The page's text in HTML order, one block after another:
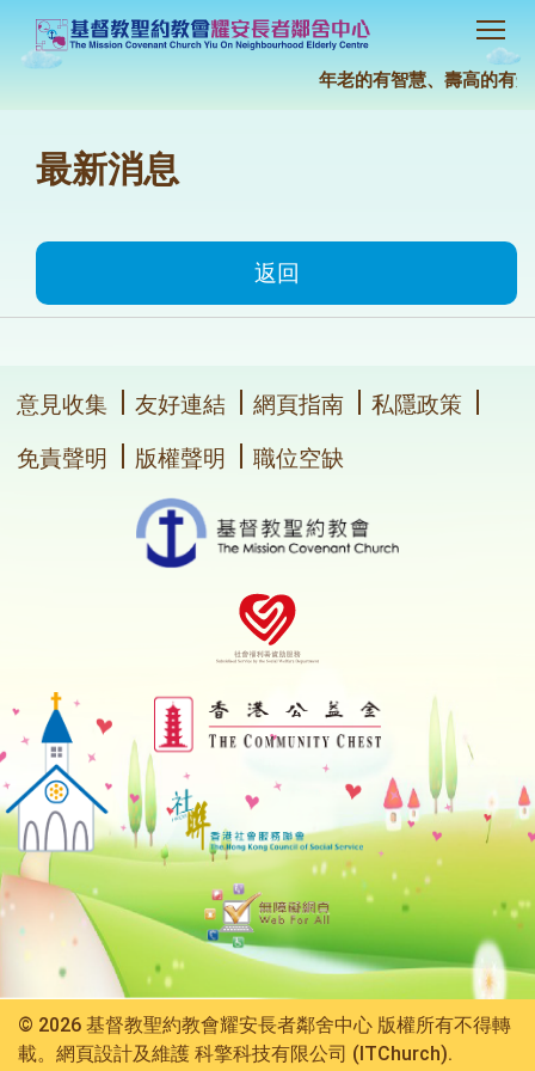
年老的有智慧、壽高的有
最新消息
返回
意見收集 友好連結 網頁指南
私隱政策
免責聲明
版權聲明 職位空缺
© 2026 基督教聖約教會耀安長者鄰舍中心 版權所有不得轉
載。網頁設計及維護 科擎科技有限公司 (ITChurch).